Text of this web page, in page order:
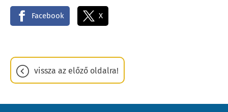
Facebook X
vissza az előző oldalra!